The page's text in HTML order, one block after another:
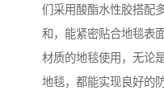
们采用酸酯水性胶搭配
和，能紧密贴合地毯表
材质的地毯使用，无论
地毯，都能实现良好的